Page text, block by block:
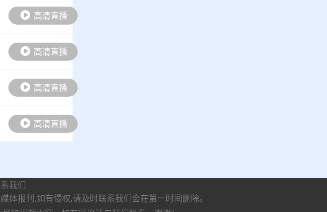
高清直播
高清直播
高清直播
高清直播
我们
报刊,如有侵权,请及时联系我们会在第一时间删除。